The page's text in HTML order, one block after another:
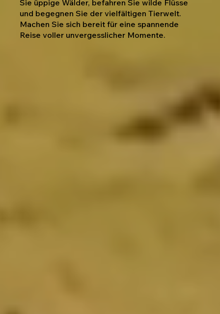
Sie üppige Wälder, befahren Sie wilde Flüsse
und begegnen Sie der vielfältigen Tierwelt.
Machen Sie sich bereit für eine spannende
Reise voller unvergesslicher Momente.